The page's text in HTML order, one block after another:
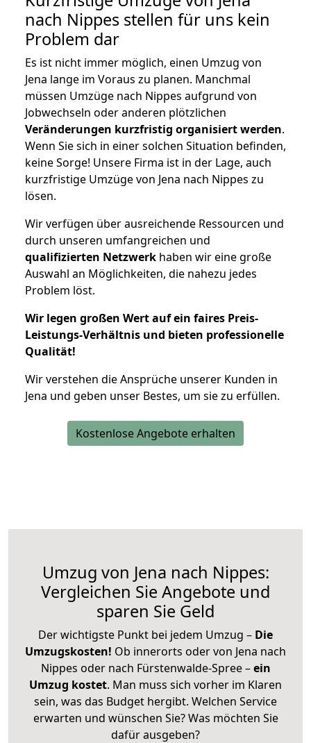
nach Nippes stellen für uns kein
Problem dar
Es ist nicht immer möglich, einen Umzug von
Jena lange im Voraus zu planen. Manchmal
müssen Umzüge nach Nippes aufgrund von
Jobwechseln oder anderen plötzlichen
Veränderungen kurzfristig organisiert werden.
Wenn Sie sich in einer solchen Situation befinden,
keine Sorge! Unsere Firma ist in der Lage, auch
kurzfristige Umzüge von Jena nach Nippes zu
lösen.
Wir verfügen über ausreichende Ressourcen und
durch unseren umfangreichen und
qualifizierten Netzwerk haben wir eine große
Auswahl an Möglichkeiten, die nahezu jedes
Problem löst.
Wir legen großen Wert auf ein faires Preis-
Leistungs-Verhältnis und bieten professionelle
Qualität!
Wir verstehen die Ansprüche unserer Kunden in
Jena und geben unser Bestes, um sie zu erfüllen.
Kostenlose Angebote erhalten
Umzug von Jena nach Nippes:
Vergleichen Sie Angebote und
sparen Sie Geld
Der wichtigste Punkt bei jedem Umzug – Die
Umzugskosten! Ob innerorts oder von Jena nach
Nippes oder nach Fürstenwalde-Spree –ein
Umzug kostet. Man muss sich vorher im Klaren
sein, was das Budget hergibt. Welchen Service
erwarten und wünschen Sie? Was möchten Sie
dafür ausgeben?